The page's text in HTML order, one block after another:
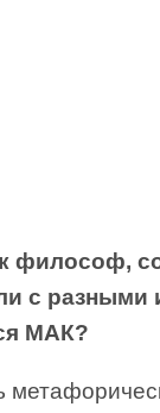
философ,
с разными
МАК?